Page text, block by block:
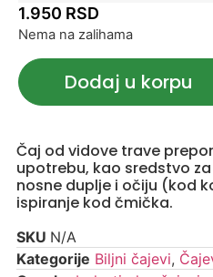
1.950 RSD
Nema na zalihama
Dodaj u korpu
Čaj od vidove trave
upotrebu, kao sredstvo
nosne duplje i očiju (kod
ispiranje kod čmička.
SKU N/A
Kategorije Biljni čajevi,